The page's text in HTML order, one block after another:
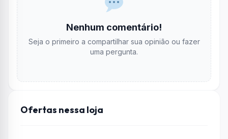
Nenhum comentário!
Seja o primeiro a compartilhar sua opinião ou fazer
uma pergunta.
Ofertas nessa loja